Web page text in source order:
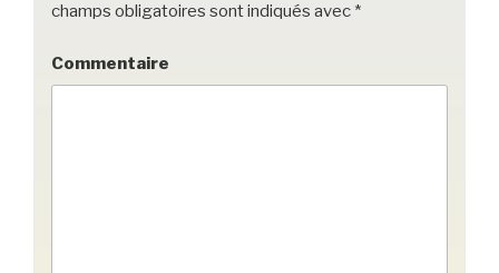
champs obligatoires sont indiqués avec *
Commentaire